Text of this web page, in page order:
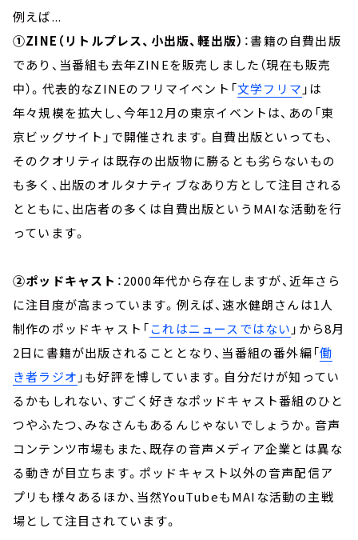
例えば...
①ZINE（リトルプレス、小出版、軽出版） ：書籍の自費出版
であり、当番組も去年ZINEを販売しました（現在も販売
中）。代表的なZINEのフリマイベント「文学フリマ 」は
年々規模を拡大し、今年12月の東京イベントは、あの「東
京ビッグサイト」で開催されます。自費出版といっても、
そのクオリティは既存の出版物に勝るとも劣らないもの
も多く、出版のオルタナティブなあり方として注目される
とともに、出店者の多くは自費出版というMAIな活動を行
っています。
②ポッドキャスト ：2000年代から存在しますが、近年さら
に注目度が高まっています。例えば、速水健朗さんは1人
制作のポッドキャスト「これはニュースではない 」から8月
2日に書籍が出版されることとなり、当番組の番外編「働
き者ラジオ 」も好評を博しています。自分だけが知ってい
るかもしれない、すごく好きなポッドキャスト番組のひと
つやふたつ、みなさんもあるんじゃないでしょうか。音声
コンテンツ市場もまた、既存の音声メディア企業とは異な
る動きが目立ちます。ポッドキャスト以外の音声配信ア
プリも様々あるほか、当然YouTubeもMAIな活動の主戦
場として注目されています。